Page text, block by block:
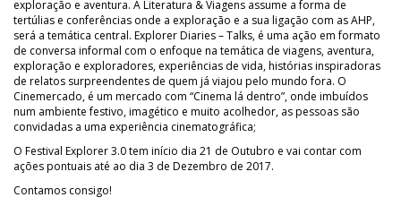
exploração e aventura. A Literatura & Viagens assume a forma de
tertúlias e conferências onde a exploração e a sua ligação com as AHP,
será a temática central. Explorer Diaries – Talks, é uma ação em formato
de conversa informal com o enfoque na temática de viagens, aventura,
exploração e exploradores, experiências de vida, histórias inspiradoras
de relatos surpreendentes de quem já viajou pelo mundo fora. O
Cinemercado, é um mercado com “Cinema lá dentro”, onde imbuídos
num ambiente festivo, imagético e muito acolhedor, as pessoas são
convidadas a uma experiência cinematográfica;
O Festival Explorer 3.0 tem início dia 21 de Outubro e vai contar com
ações pontuais até ao dia 3 de Dezembro de 2017.
Contamos consigo!